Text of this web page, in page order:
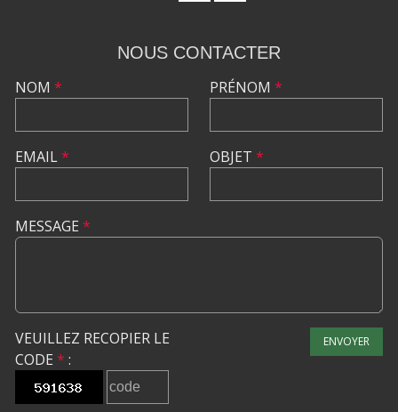
NOUS CONTACTER
NOM *
EMAIL*
PRÉNOM *
OBJET *
MESSAGE *
VEUILLEZ RECOPIER LE
CODE * :
ENVOYER